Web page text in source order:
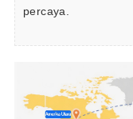
percaya.